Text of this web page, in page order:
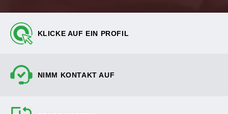
KLICKE AUF EIN PROFIL
NIMM KONTAKT AUF